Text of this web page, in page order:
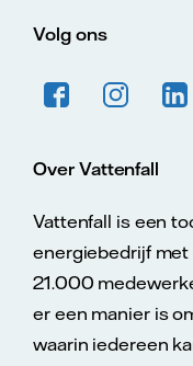
Volg ons
Over Vattenfall
Vattenfall is een
energiebedrijf met
21.000
er een manier is
waarin iedereen